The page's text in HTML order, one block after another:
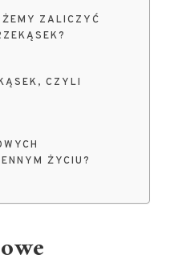
ZALICZYĆ
CZYLI
ŻYCIU?